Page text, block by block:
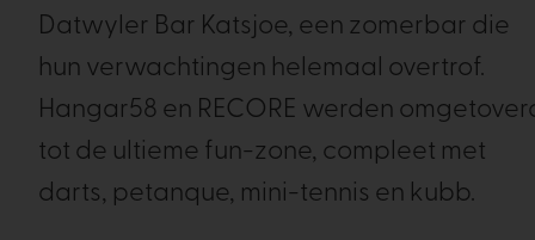
Datwyler Bar Katsjoe, een zomerbar die
hun verwachtingen helemaal overtrof.
Hangar58 en RECORE werden
tot de ultieme fun-zone, compleet met
darts, petanque, mini-tennis en kubb.